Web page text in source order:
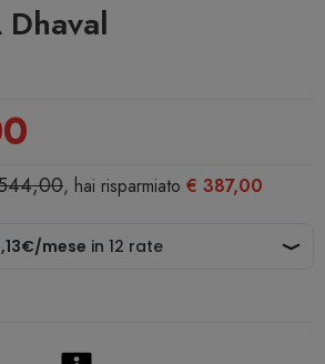
, hai risparmiato € 387,00